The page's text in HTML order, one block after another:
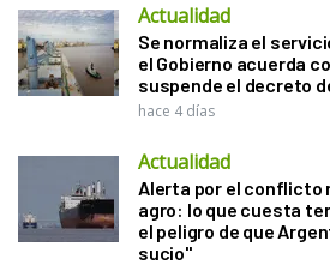
Actualidad
Se normaliza el
el Gobierno acuerda
suspende el decreto
hace 4 días
Actualidad
Alerta por el conflicto
agro: lo que cuesta
el peligro de que
sucio"